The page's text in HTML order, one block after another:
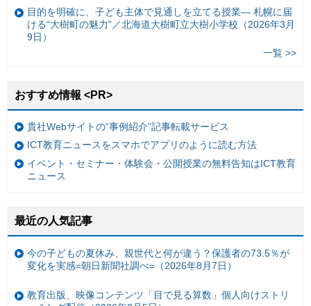
目的を明確に、子ども主体で見通しを立てる授業— 札幌に届
ける“大樹町の魅力”／北海道大樹町立大樹小学校（2026年3月
9日）
一覧 >>
おすすめ情報 <PR>
貴社Webサイトの“事例紹介”記事転載サービス
ICT教育ニュースをスマホでアプリのように読む方法
イベント・セミナー・体験会・公開授業の無料告知はICT教育
ニュース
最近の人気記事
今の子どもの夏休み、親世代と何が違う？保護者の73.5％が
変化を実感=朝日新聞社調べ=（2026年8月7日）
教育出版、映像コンテンツ「目で見る算数」個人向けストリ